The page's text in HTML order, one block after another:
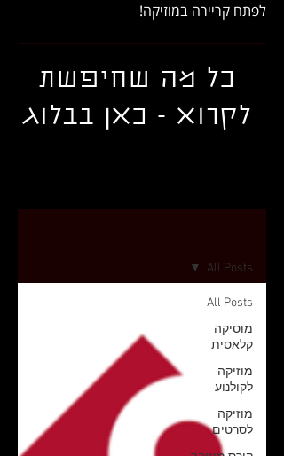
לפתח קריירה במוזיקה!
כל מה שחיפשת
לקרוא - כאן בבלוג
All Posts
מוסיקה
קלאסית
מוזיקה
לקולנוע
מוזיקה
לסרטים
All Posts